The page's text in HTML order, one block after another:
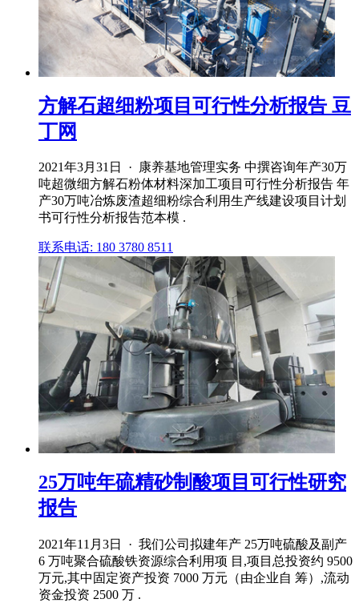
方解石超细粉项目可行性分析报告 豆
丁网
2021年3月31日 · 康养基地管理实务 中撰咨询年产30万
吨超微细方解石粉体材料深加工项目可行性分析报告 年
产30万吨冶炼废渣超细粉综合利用生产线建设项目计划
书可行性分析报告范本模 .
联系电话: 180 3780 8511
25万吨年硫精砂制酸项目可行性研究
报告
2021年11月3日 · 我们公司拟建年产 25万吨硫酸及副产
6 万吨聚合硫酸铁资源综合利用项 目,项目总投资约 9500
万元,其中固定资产投资 7000 万元（由企业自 筹）,流动
资金投资 2500 万 .